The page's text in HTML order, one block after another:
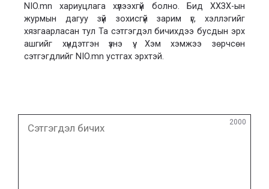
NIO.mn хариуцлага хүлээхгүй болно. Бид ХХЗХ-ын
журмын дагуу зүй зохисгүй зарим үг, хэллэгийг
хязгаарласан тул Та сэтгэгдэл бичихдээ бусдын эрх
ашгийг хүндэтгэн үзнэ үү. Хэм хэмжээ зөрчсөн
сэтгэгдлийг NIO.mn устгах эрхтэй.
бичих
2000